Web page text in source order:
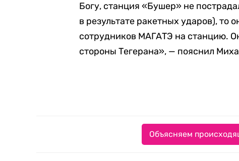
Богу, станция «Бушер» не
в результате ракетных ударов), то
сотрудников МАГАТЭ на станцию.
стороны Тегерана», — пояснил
Объясняем